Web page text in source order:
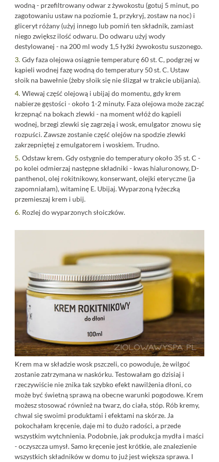
wodną - przefiltrowany odwar z żywokostu (gotuj 5 minut, po
zagotowaniu ustaw na poziomie 1, przykryj, zostaw na noc) i
gliceryt różany (użyj innego lub pomiń ten składnik, zamiast
niego zwiększ ilość odwaru. Do odwaru użyj wody
destylowanej - na 200 ml wody 1,5 łyżki żywokostu suszonego.
Gdy faza olejowa osiągnie temperaturę 60 st. C, podgrzej w
kąpieli wodnej fazę wodną do temperatury 50 st. C. Ustaw
słoik na bawełnie (żeby słoik się nie ślizgał w trakcie ubijania).
Wlewaj część olejową i ubijaj do momentu, gdy krem
nabierze gęstości - około 1-2 minuty. Faza olejowa może zacząć
krzepnąć na bokach zlewki - na moment włóż do kąpieli
wodnej, brzegi zlewki się zagrzeją i wosk, emulgator znowu się
rozpuści. Zawsze zostanie część olejów na spodzie zlewki
zakrzepniętej z emulgatorem i woskiem. Trudno.
Odstaw krem. Gdy ostygnie do temperatury około 35 st. C -
po kolei odmierzaj następne składniki - kwas hialuronowy, D-
panthenol, olej rokitnikowy, konserwant, olejki eteryczne (ja
zapomniałam), witaminę E. Ubijaj. Wyparzoną łyżeczką
przemieszaj krem i ubij.
Rozlej do wyparzonych słoiczków.
Krem ma w składzie wosk pszczeli, co powoduje, że wilgoć
zostanie zatrzymana w naskórku. Testowałam go dzisiaj i
rzeczywiście nie znika tak szybko efekt nawilżenia dłoni, co
może być świetną sprawą na obecne warunki pogodowe. Krem
możesz stosować również na twarz, do ciała, stóp. Rób kremy,
chwal się swoimi produktami i efektami na skórze. Ja
pokochałam kręcenie, daje mi to dużo radości, a przede
wszystkim wytchnienia. Podobnie, jak produkcja mydła i maści
- oczyszcza umysł. Samo kręcenie jest krótkie, ale znalezienie
wszystkich składników w domu to już jest większa sprawa. I